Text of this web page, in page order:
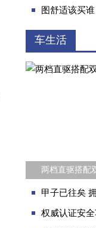
图舒适该买
车生活
两档直驱搭配
甲子已往矣 拥抱
权威认证安全车身！